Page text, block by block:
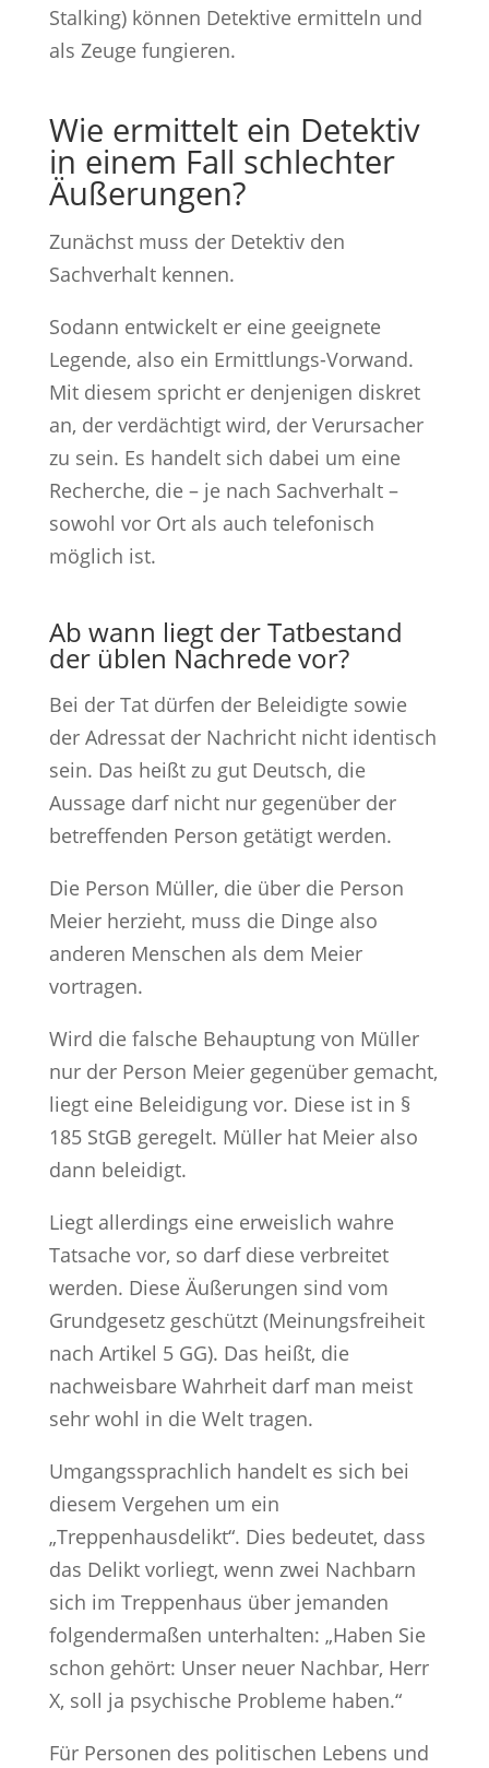
Stalking) können Detektive ermitteln und
als Zeuge fungieren.
Wie ermittelt ein Detektiv
in einem Fall schlechter
Äußerungen?
Zunächst muss der Detektiv den
Sachverhalt kennen.
Sodann entwickelt er eine geeignete
Legende, also ein Ermittlungs-Vorwand.
Mit diesem spricht er denjenigen diskret
an, der verdächtigt wird, der Verursacher
zu sein. Es handelt sich dabei um eine
Recherche, die – je nach Sachverhalt –
sowohl vor Ort als auch telefonisch
möglich ist.
Ab wann liegt der Tatbestand
der üblen Nachrede vor?
Bei der Tat dürfen der Beleidigte sowie
der Adressat der Nachricht nicht identisch
sein. Das heißt zu gut Deutsch, die
Aussage darf nicht nur gegenüber der
betreffenden Person getätigt werden.
Die Person Müller, die über die Person
Meier herzieht, muss die Dinge also
anderen Menschen als dem Meier
vortragen.
Wird die falsche Behauptung von Müller
nur der Person Meier gegenüber gemacht,
liegt eine Beleidigung vor. Diese ist in §
185 StGB geregelt. Müller hat Meier also
dann beleidigt.
Liegt allerdings eine erweislich wahre
Tatsache vor, so darf diese verbreitet
werden. Diese Äußerungen sind vom
Grundgesetz geschützt (Meinungsfreiheit
nach Artikel 5 GG). Das heißt, die
nachweisbare Wahrheit darf man meist
sehr wohl in die Welt tragen.
Umgangssprachlich handelt es sich bei
diesem Vergehen um ein
„Treppenhausdelikt“. Dies bedeutet, dass
das Delikt vorliegt, wenn zwei Nachbarn
sich im Treppenhaus über jemanden
folgendermaßen unterhalten: „Haben Sie
schon gehört: Unser neuer Nachbar, Herr
X, soll ja psychische Probleme haben.“
Für Personen des politischen Lebens und